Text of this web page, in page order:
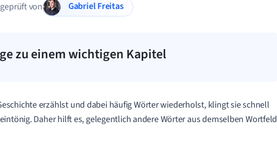
von
Gabriel Freitas
zu einem wichtigen Kapitel
erzählst und dabei häufig Wörter wiederholst, klingt sie schnell
Daher hilft es, gelegentlich andere Wörter aus demselben Wortfeld